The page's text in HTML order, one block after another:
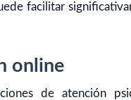
facilitar
online
de atención